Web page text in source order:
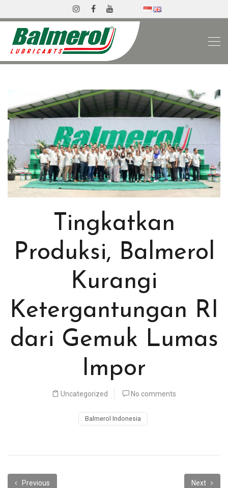
Tingkatkan
Produksi, Balmerol
Kurangi
Ketergantungan RI
dari Gemuk Lumas
Impor
Uncategorized No comments
Balmerol Indonesia
Previous Next